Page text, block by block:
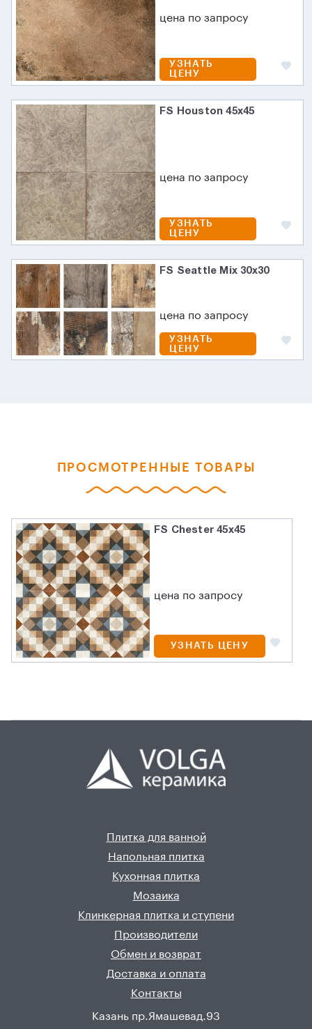
цена по запросу
УЗНАТЬ
ЦЕНУ
FS Houston 45x45
цена по запросу
УЗНАТЬ
ЦЕНУ
FS Seattle Mix 30x30
цена по запросу
УЗНАТЬ
ЦЕНУ
ПРОСМОТРЕННЫЕ ТОВАРЫ
FS Chester 45x45
цена по запросу
УЗНАТЬ ЦЕНУ
Плитка для ванной
Напольная плитка
Кухонная плитка
Мозаика
Клинкерная плитка и ступени
Производители
Обмен и возврат
Доставка и оплата
Контакты
Казань пр.Ямашевад.93